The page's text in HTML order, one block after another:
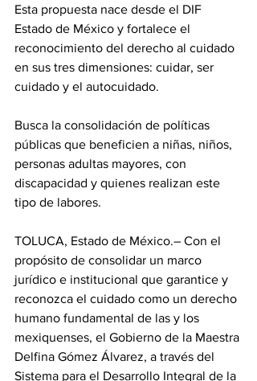
Esta propuesta nace desde el DIF
Estado de México y fortalece el
reconocimiento del derecho al cuidado
en sus tres dimensiones: cuidar, ser
cuidado y el autocuidado.
Busca la consolidación de políticas
públicas que beneficien a niñas, niños,
personas adultas mayores, con
discapacidad y quienes realizan este
tipo de labores.
TOLUCA, Estado de México.– Con el
propósito de consolidar un marco
jurídico e institucional que garantice y
reconozca el cuidado como un derecho
humano fundamental de las y los
mexiquenses, el Gobierno de la Maestra
Delfina Gómez Álvarez, a través del
Sistema para el Desarrollo Integral de la